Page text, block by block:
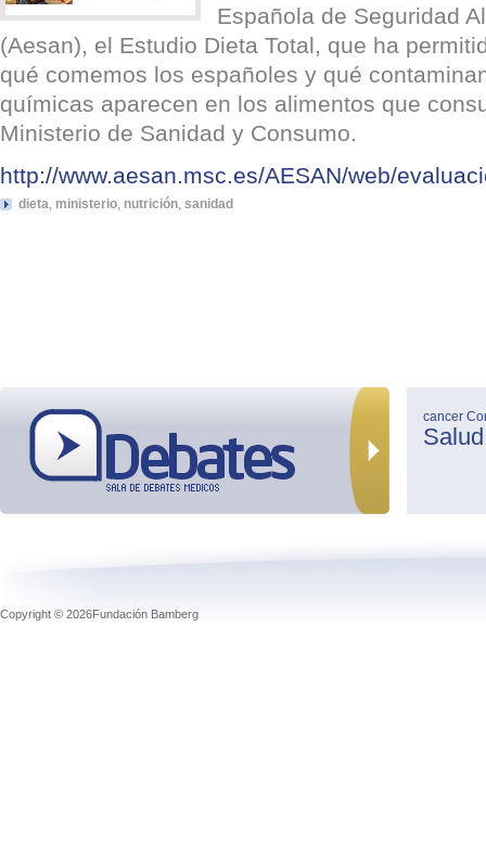
Española de Seguridad
(Aesan), el Estudio Dieta Total, que ha
qué comemos los españoles y qué
químicas aparecen en los alimentos que
Ministerio de Sanidad y Consumo.
http://www.aesan.msc.es/AESAN/web/
dieta ministerio nutrición sanidad
cancer
Salud
Copyright © 2026Fundación Bamberg